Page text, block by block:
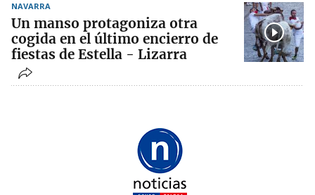
NAVARRA
Un manso protagoniza otra
cogida en el último encierro de
fiestas de Estella - Lizarra